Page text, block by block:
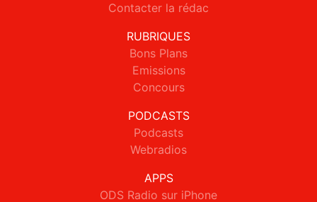
Contacter la rédac
RUBRIQUES
Bons Plans
Emissions
Concours
PODCASTS
Podcasts
Webradios
APPS
ODS Radio sur iPhone